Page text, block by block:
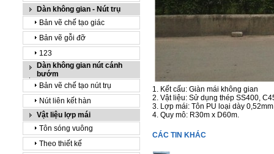
Dàn không gian - Nút trụ
Bản vẽ chế tạo giác
Bản vẽ gỗi đỡ
123
Dàn không gian nút cánh
bướm
Bản vẽ chế tạo nút trụ
Nút liên kết hàn
Vật liệu lợp mái
Tôn sóng vuông
Theo thiết kế
1. Kết cấu: Giàn mái không gian
2. Vật liệu: Sử dụng thép SS400,
3. Lợp mái: Tôn PU loại dày 0,52mm
4. Quy mô: R30m x D60m.
CÁC TIN KHÁC